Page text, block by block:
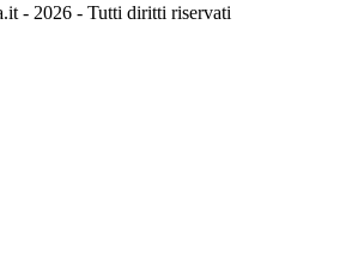
- 2026 - Tutti diritti riservati